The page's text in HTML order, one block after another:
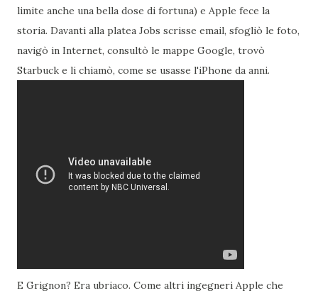
limite anche una bella dose di fortuna) e Apple fece la
storia. Davanti alla platea Jobs scrisse email, sfogliò le foto,
navigò in Internet, consultò le mappe Google, trovò
Starbuck e li chiamò, come se usasse l'iPhone da anni.
E Grignon? Era ubriaco. Come altri ingegneri Apple che